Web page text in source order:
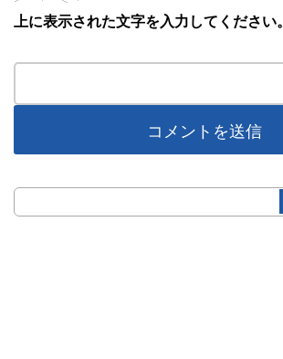
上に表示された文字を入力してください。